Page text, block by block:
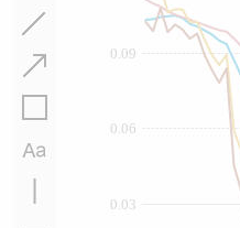
0.03
0.06
0.09